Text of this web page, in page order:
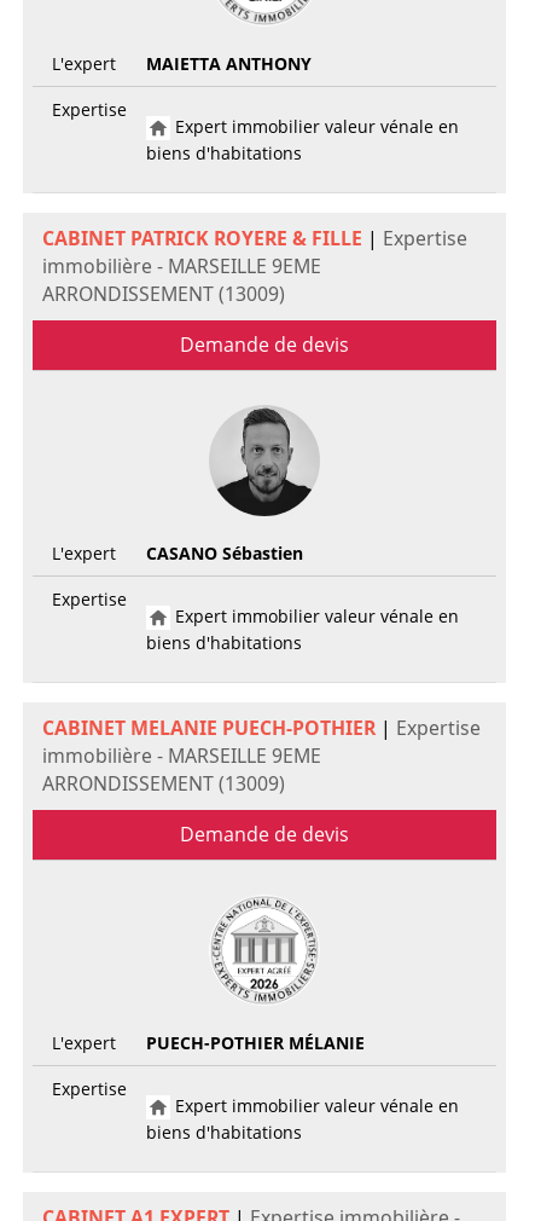
L'expert
MAIETTA ANTHONY
Expertise
Expert immobilier valeur vénale en
biens d'habitations
CABINET PATRICK ROYERE & FILLE | Expertise
immobilière - MARSEILLE 9EME
ARRONDISSEMENT (13009)
Demande de devis
L'expert
CASANO Sébastien
Expertise
Expert immobilier valeur vénale en
biens d'habitations
CABINET MELANIE PUECH-POTHIER| Expertise
immobilière - MARSEILLE 9EME
ARRONDISSEMENT (13009)
Demande de devis
L'expert
PUECH-POTHIER MÉLANIE
Expertise
Expert immobilier valeur vénale en
biens d'habitations